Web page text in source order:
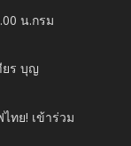
น.กรม
ยร บุญ
ทย! เข้าร่วม